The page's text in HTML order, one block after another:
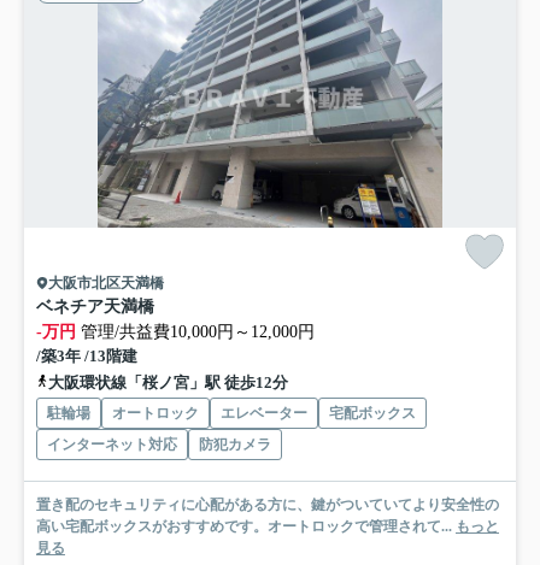
大阪市北区天満橋
ベネチア天満橋
-万円 管理/共益費10,000円～12,000円
/築3年 /13階建
大阪環状線「桜ノ宮」駅 徒歩12分
駐輪場 オートロック エレベーター
宅配ボックス
インターネット対応
防犯カメラ
置き配のセキュリティに心配がある方に、鍵がついていてより安全性の
高い宅配ボックスがおすすめです。オートロックで管理されて... もっと
見る